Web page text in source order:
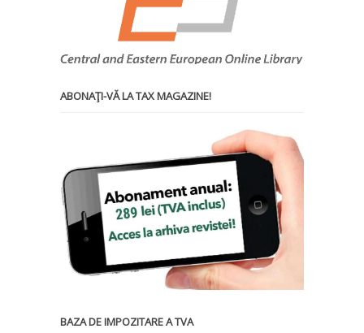
ABONAŢI-VĂ LA TAX MAGAZINE!
BAZA DE IMPOZITARE A TVA